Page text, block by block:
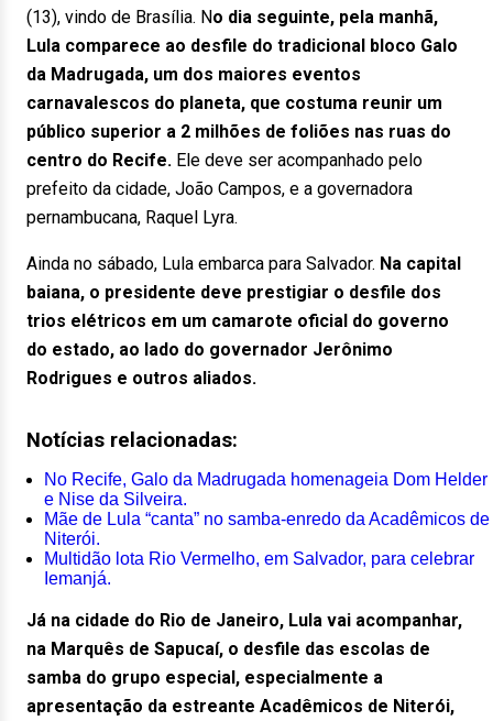
(13), vindo de Brasília. No dia seguinte, pela manhã,
Lula comparece ao desfile do tradicional bloco Galo
da Madrugada, um dos maiores eventos
carnavalescos do planeta, que costuma reunir um
público superior a 2 milhões de foliões nas ruas do
centro do Recife. Ele deve ser acompanhado pelo
prefeito da cidade, João Campos, e a governadora
pernambucana, Raquel Lyra.
Ainda no sábado, Lula embarca para Salvador. Na capital
baiana, o presidente deve prestigiar o desfile dos
trios elétricos em um camarote oficial do governo
do estado, ao lado do governador Jerônimo
Rodrigues e outros aliados.
Notícias relacionadas:
No Recife, Galo da Madrugada homenageia Dom Helder
e Nise da Silveira.
Mãe de Lula “canta” no samba-enredo da Acadêmicos de
Niterói.
Multidão lota Rio Vermelho, em Salvador, para celebrar
Iemanjá.
Já na cidade do Rio de Janeiro, Lula vai acompanhar,
na Marquês de Sapucaí, o desfile das escolas de
samba do grupo especial, especialmente a
apresentação da estreante Acadêmicos de Niterói,